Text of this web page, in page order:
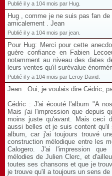
Publié il y a 104 mois par Hug.
Hug , comme je ne suis pas fan
amicalement . Jean
Publié il y a 104 mois par jean.
Pour Hug: Merci pour cette
guère confiance en Fabien
notamment au niveau des dates
leurs ventes qu'il surévalue
Publié il y a 104 mois par Leroy David.
Jean : Oui, je voulais dire Cédric,
Cédric : J'ai écouté l'album "A
Mais j'ai l'impression que depuis
moins juste qu'avant. Mais ceci
aussi belles et je suis content
album, car j'ai toujours trouvé
construction mélodique entre les
Calogero. J'ai l'impression que
mélodies de Julien Clerc, et
toutes ses chansons et que je
je trouve qu'il a toujours un sens de